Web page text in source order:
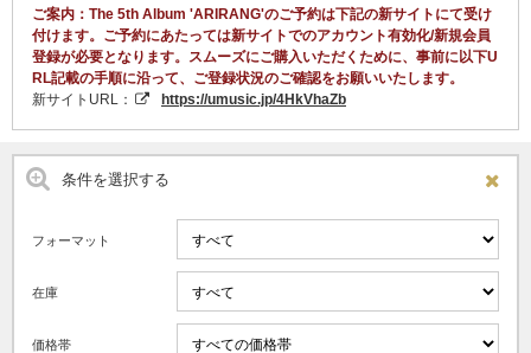
ご案内：The 5th Album 'ARIRANG'のご予約は下記の新サイトにて受け
付けます。ご予約にあたっては新サイトでのアカウント有効化/新規会員
登録が必要となります。スムーズにご購入いただくために、事前に以下U
RL記載の手順に沿って、ご登録状況のご確認をお願いいたします。
新サイトURL：
https://umusic.jp/4HkVhaZb
条件を選択する
フォーマット
在庫
価格帯